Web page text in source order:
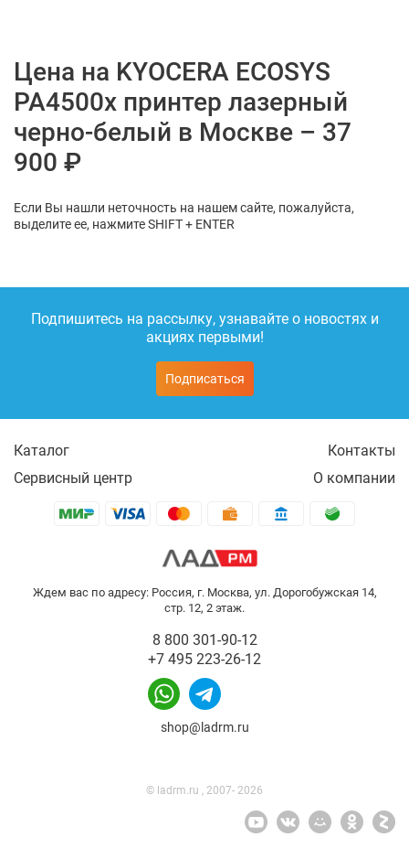
Цена на KYOCERA ECOSYS
PA4500x принтер лазерный
черно-белый в Москве – 37
900 ₽
Если Вы нашли неточность на нашем сайте, пожалуйста,
выделите ее, нажмите SHIFT + ENTER
Подпишитесь на рассылку, узнавайте о новостях и
акциях первыми!
Подписаться
Каталог
Контакты
Сервисный центр
О компании
Ждем вас по адресу: Россия, г. Москва, ул. Дорогобужская 14,
стр. 12, 2 этаж.
8 800 301-90-12
+7 495 223-26-12
shop@ladrm.ru
© ladrm.ru , 2007- 2026